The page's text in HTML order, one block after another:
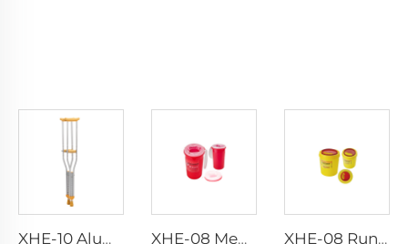
XHE-10 Aluminium-Krücken XHE-08 Medizinischer Stichfesten Scharfen Behälter XHE-08 Runder Medizinischer Scharfenbehälter